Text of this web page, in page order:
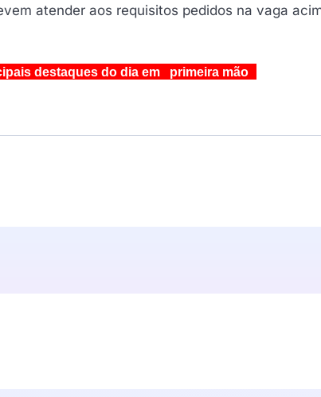
atender aos requisitos pedidos na vaga
destaques do dia em primeira mão